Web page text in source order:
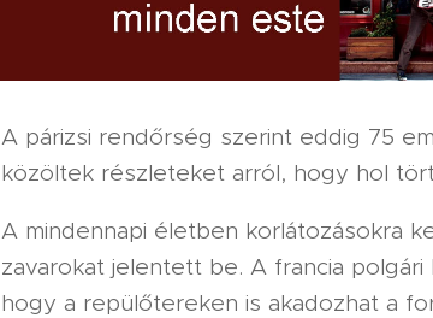
A párizsi rendőrség szerint eddig 75
közöltek részleteket arról, hogy hol
A mindennapi életben korlátozásokra
zavarokat jelentett be. A francia
hogy a repülőtereken is akadozhat a